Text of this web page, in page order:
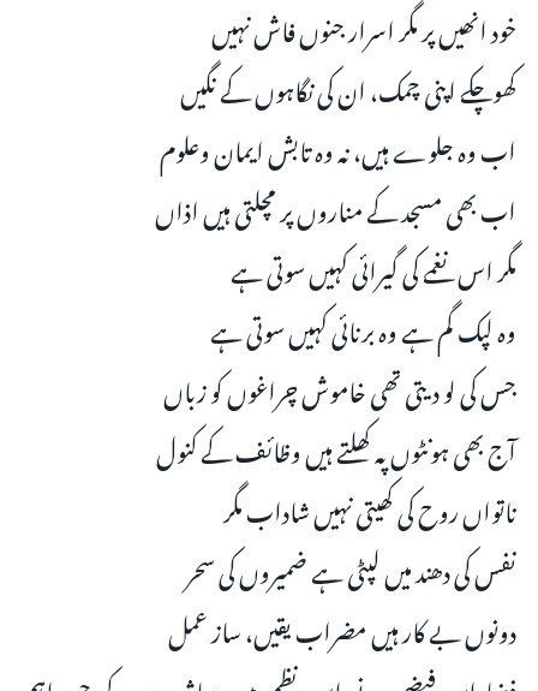
خود انھیں پر مگر اسرار جنوں فاش نہیں
کھوچکے اپنی چمک، ان کی نگاہوں کے نگیں
اب وہ جلوے ہیں، نہ وہ تابش ایمان وعلوم
اب بھی مسجد کے مناروں پر مچلتی ہیں اذاں
مگر اس نغمے کی گیرائی کہیں سوتی ہے
وہ لپک گم ہے وہ برنائی کہیں سوتی ہے
جس کی لو دیتی تھی خاموش چراغوں کو زباں
آج بھی ہونٹوں پہ کھلتے ہیں وظائف کے کنول
ناتواں روح کی کھیتی نہیں شاداب مگر
نفس کی دھند میں لپٹی ہے ضمیروں کی سحر
دونوں بے کار ہیں مضراب یقیں، ساز عمل